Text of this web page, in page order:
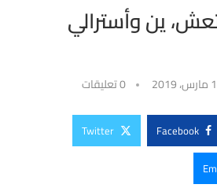
ين وأسترالي
0 تعليقات
Facebook
Twitter